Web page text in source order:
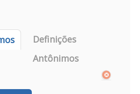
Definições
Antônimos